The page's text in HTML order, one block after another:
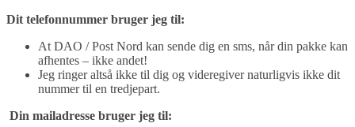
Dit telefonnummer bruger jeg til:
At DAO / Post Nord kan sende dig en sms, når din pakke kan
afhentes – ikke andet!
Jeg ringer altså ikke til dig og videregiver naturligvis ikke dit
nummer til en tredjepart.
Din mailadresse bruger jeg til: